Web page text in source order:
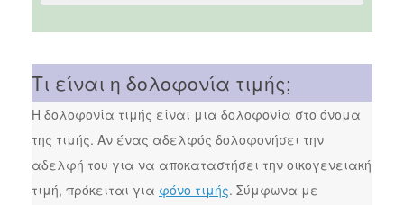
Τι είναι η δολοφονία τιμής;
Η δολοφονία τιμής είναι μια δολοφονία στο όνομα
της τιμής. Αν ένας αδελφός δολοφονήσει την
αδελφή του για να αποκαταστήσει την οικογενειακή
τιμή, πρόκειται για φόνο τιμής. Σύμφωνα με